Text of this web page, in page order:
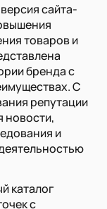
сайта-
товаров и
бренда с
С
репутации
новости,
и
каталог
с